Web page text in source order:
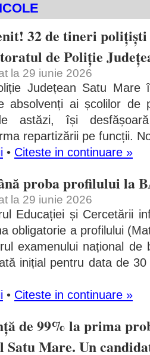
32 de tineri
de Poliție
la 29 iunie 2026
Județean Satu Mare
absolvenți ai școlilor de
astăzi, își
repartizării pe funcții.
• Citeste in continuare »
proba profilului la
la 29 iunie 2026
Educației și Cercetării
obligatorie a profilului
examenului național de
inițial pentru data de
• Citeste in continuare »
de 99% la prima
Satu Mare. Un